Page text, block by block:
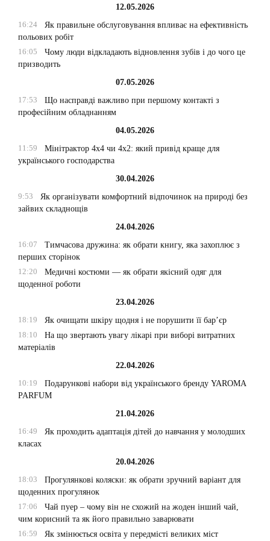
12.05.2026
16:24
Як правильне обслуговування впливає на ефективність
польових робіт
16:05
Чому люди відкладають відновлення зубів і до чого це
призводить
07.05.2026
17:53
Що насправді важливо при першому контакті з
професійним обладнанням
04.05.2026
11:59
Мінітрактор 4х4 чи 4х2: який привід краще для
українського господарства
30.04.2026
9:53
Як організувати комфортний відпочинок на природі без
зайвих складнощів
24.04.2026
16:07
Тимчасова дружина: як обрати книгу, яка захоплює з
перших сторінок
12:20
Медичні костюми — як обрати якісний одяг для
щоденної роботи
23.04.2026
18:19
Як очищати шкіру щодня і не порушити її бар’єр
18:10
На що звертають увагу лікарі при виборі витратних
матеріалів
22.04.2026
10:19
Подарункові набори від українського бренду YAROMA
PARFUM
21.04.2026
16:49
Як проходить адаптація дітей до навчання у молодших
класах
20.04.2026
18:03
Прогулянкові коляски: як обрати зручний варіант для
щоденних прогулянок
17:06
Чай пуер – чому він не схожий на жоден інший чай,
чим корисний та як його правильно заварювати
16:59
Як змінюється освіта у передмісті великих міст